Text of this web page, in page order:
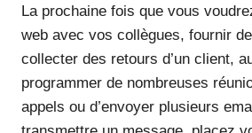
La prochaine fois que vous
web avec vos collègues, fournir
collecter des retours d’un client,
programmer de nombreuses
appels ou d’envoyer plusieurs